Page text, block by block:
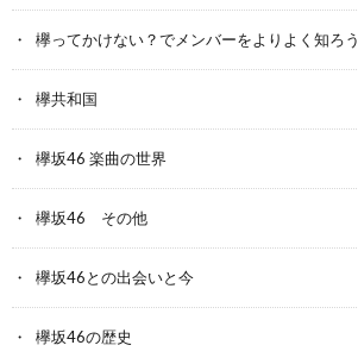
欅ってかけない？でメンバーをよりよく知ろう
欅共和国
欅坂46 楽曲の世界
欅坂46 その他
欅坂46との出会いと今
欅坂46の歴史